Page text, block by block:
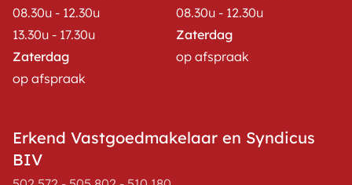
08.30u - 12.30u
13.30u - 17.30u
Zaterdag
op afspraak
08.30u - 12.30u
Zaterdag
op afspraak
Erkend Vastgoedmakelaar en Syndicus
BIV